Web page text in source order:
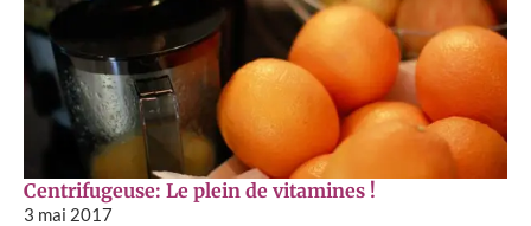
Centrifugeuse: Le plein de vitamines !
3 mai 2017